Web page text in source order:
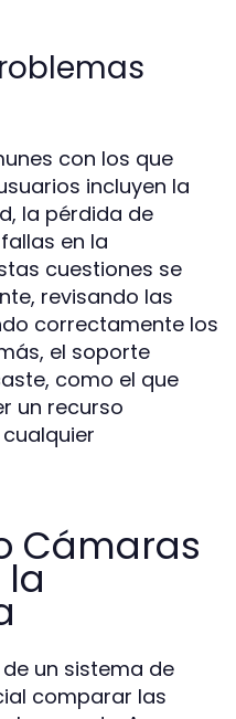
con los que
incluyen la
la pérdida de
en la
cuestiones se
revisando las
correctamente los
el soporte
como el que
un recurso
Cámaras
la
un sistema de
comparar las